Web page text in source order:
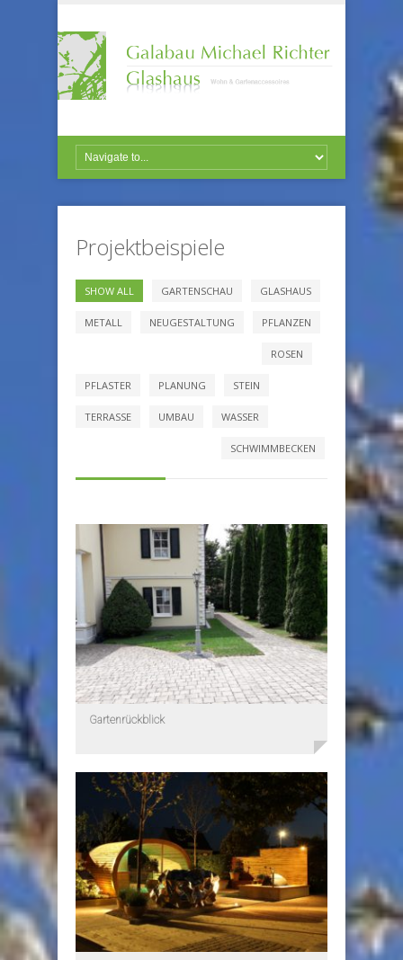
Projektbeispiele
SHOW ALL GARTENSCHAU GLASHAUS
METALL NEUGESTALTUNG PFLANZEN
ROSEN
PFLASTER PLANUNG STEIN
TERRASSE UMBAU WASSER
SCHWIMMBECKEN
Gartenrückblick